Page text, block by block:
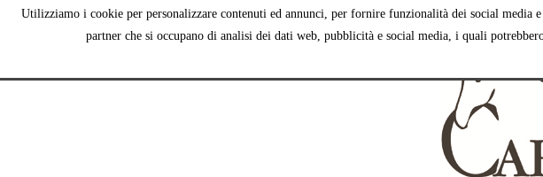
Utilizziamo i cookie per personalizzare contenuti ed annunci, per fornire funzionalità dei social
partner che si occupano di analisi dei dati web, pubblicità e social media, i quali